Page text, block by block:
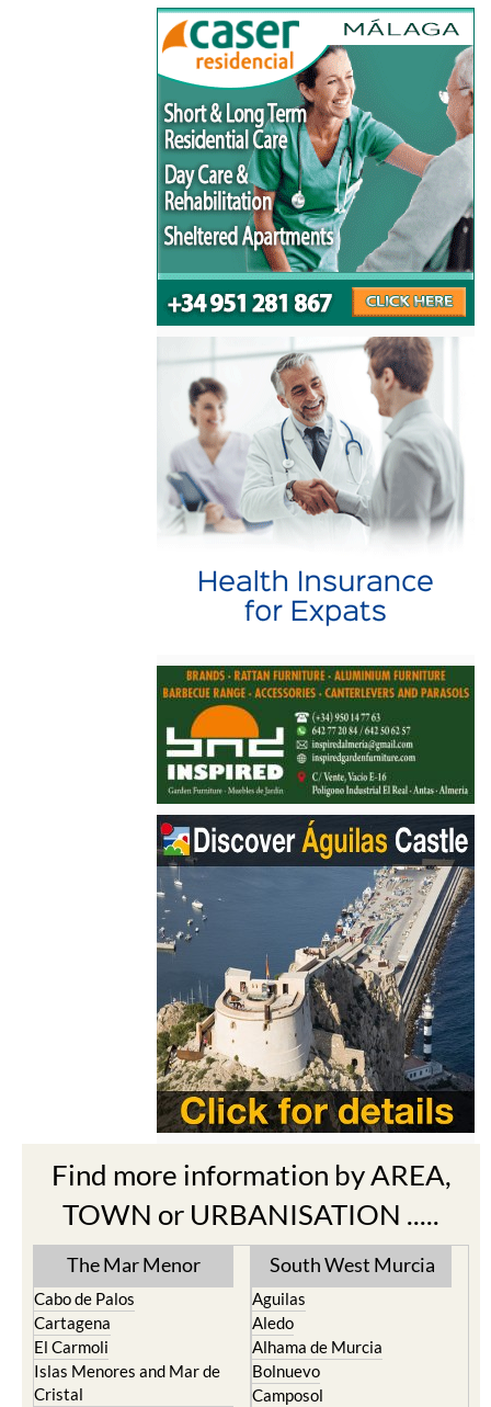
Find more information by AREA,
TOWN or URBANISATION .....
The Mar Menor
Cabo de Palos
Cartagena
El Carmoli
Islas Menores and Mar de
Cristal
South West Murcia
Aguilas
Aledo
Alhama de Murcia
Bolnuevo
Camposol